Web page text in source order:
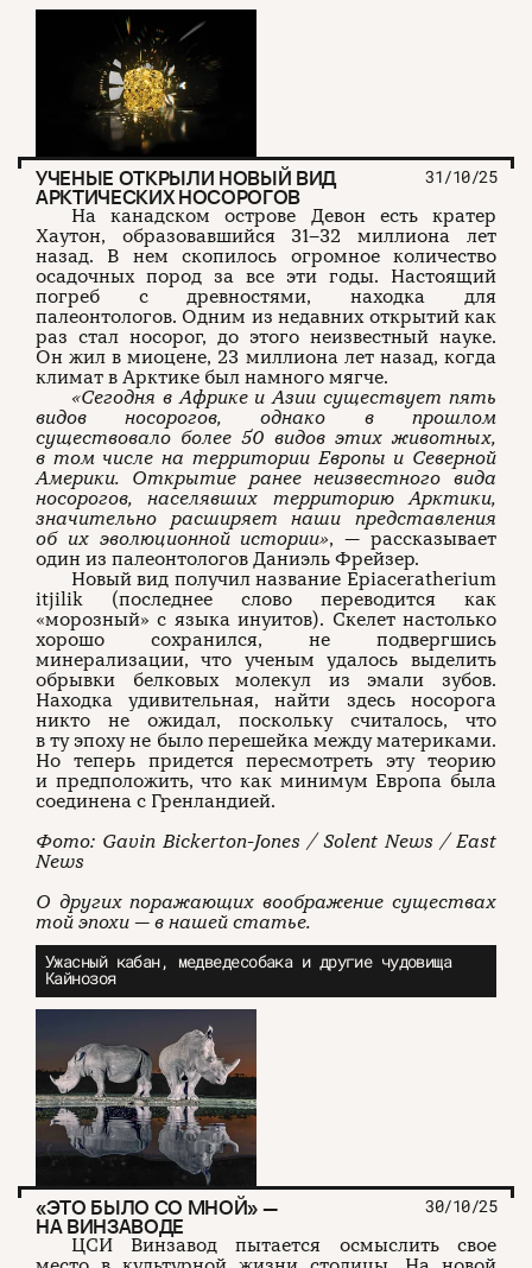
УЧЕНЫЕ ОТКРЫЛИ НОВЫЙ ВИД
АРКТИЧЕСКИХ НОСОРОГОВ
31/10/25
На канадском острове Девон есть кратер
Хаутон, образовавшийся 31–32 миллиона лет
назад. В нем скопилось огромное количество
осадочных пород за все эти годы. Настоящий
погреб с древностями, находка для
палеонтологов. Одним из недавних открытий как
раз стал носорог, до этого неизвестный науке.
Он жил в миоцене, 23 миллиона лет назад, когда
климат в Арктике был намного мягче.
«Сегодня в Африке и Азии существует пять
видов носорогов, однако в прошлом
существовало более 50 видов этих животных,
в том числе на территории Европы и Северной
Америки. Открытие ранее неизвестного вида
носорогов, населявших территорию Арктики,
значительно расширяет наши представления
об их эволюционной истории», — рассказывает
один из палеонтологов Даниэль Фрейзер.
Новый вид получил название Epiaceratherium
itjilik (последнее слово переводится как
«морозный» с языка инуитов). Скелет настолько
хорошо сохранился, не подвергшись
минерализации, что ученым удалось выделить
обрывки белковых молекул из эмали зубов.
Находка удивительная, найти здесь носорога
никто не ожидал, поскольку считалось, что
в ту эпоху не было перешейка между материками.
Но теперь придется пересмотреть эту теорию
и предположить, что как минимум Европа была
соединена с Гренландией.
Фото: Gavin Bickerton-Jones / Solent News / East
News
О других поражающих воображение существах
той эпохи — в нашей статье.
Ужасный кабан, медведесобака и другие чудовища
Кайнозоя
«ЭТО БЫЛО СО МНОЙ» —
НА ВИНЗАВОДЕ
30/10/25
ЦСИ Винзавод пытается осмыслить свое